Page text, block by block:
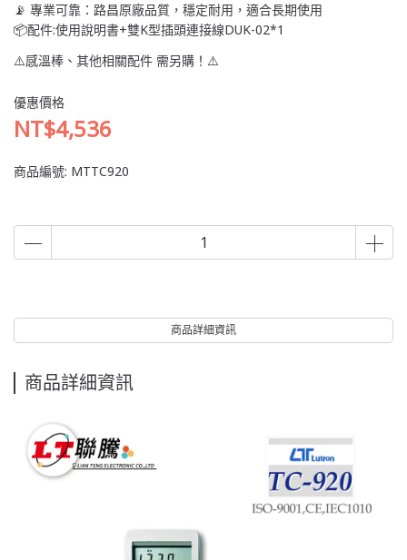
📡 專業可靠：路昌原廠品質，穩定耐用，適合長期使用
📦配件:使用說明書+雙K型插頭連接線DUK-02*1
⚠️感溫棒、其他相關配件 需另購！⚠️
優惠價格
NT$4,536
商品編號: MTTC920
商品詳細資訊
商品詳細資訊